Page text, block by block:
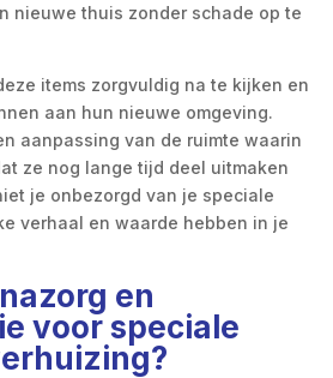
nieuwe thuis zonder schade op te
items zorgvuldig na te kijken en
aan hun nieuwe omgeving.
aanpassing van de ruimte waarin
ze nog lange tijd deel uitmaken
je onbezorgd van je speciale
verhaal en waarde hebben in je
en
voor speciale